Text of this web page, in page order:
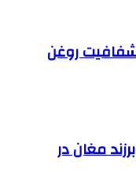
شفافیت روغن
مغان در